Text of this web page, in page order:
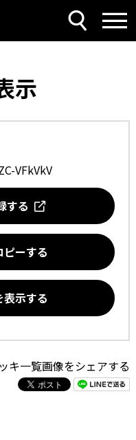
示
VFkVkV
する
ーする
示する
キ一覧画像をシェアする